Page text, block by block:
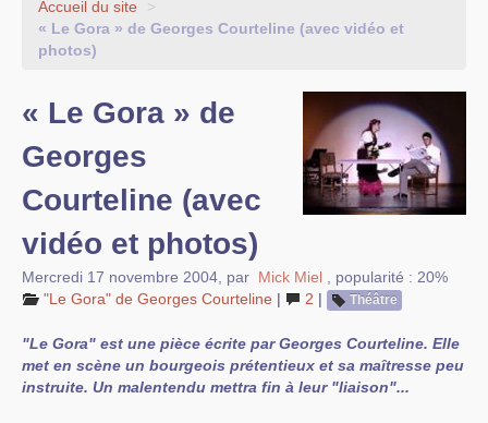
Une classe à projets
Accueil du site
>
« Le Gora » de Georges Courteline (avec vidéo et
photos)
« Le Gora » de
Georges
Courteline (avec
vidéo et photos)
Mercredi 17 novembre 2004 par Mick Miel
popularité : 20%
"Le Gora" de Georges Courteline | 2 | Théâtre
"Le Gora" est une pièce écrite par Georges Courteline. Elle
met en scène un bourgeois prétentieux et sa maîtresse peu
instruite. Un malentendu mettra fin à leur "liaison"...